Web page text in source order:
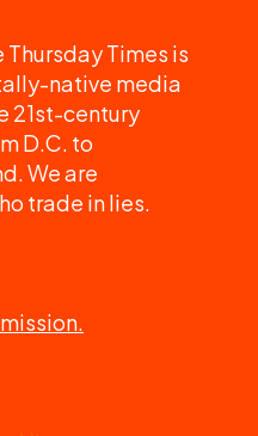
Times is
native media
21st-century
D.C. to
We are
trade in lies.